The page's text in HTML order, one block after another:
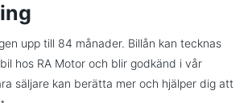
upp till 84 månader. Billån kan tecknas
hos RA Motor och blir godkänd i vår
säljare kan berätta mer och hjälper dig att